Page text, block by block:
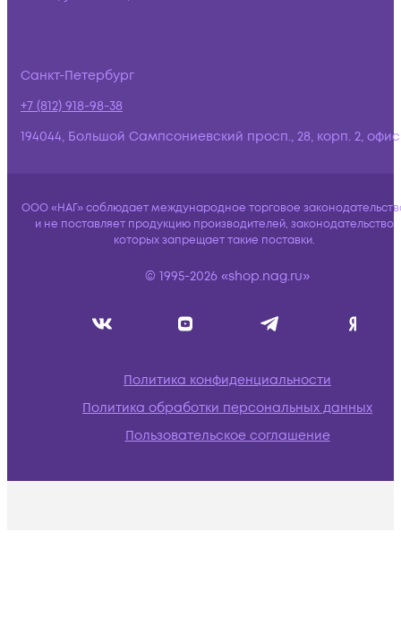
Санкт-Петербург
+7 (812) 918-98-38
194044, Большой Сампсониевский просп., 28, корп. 2,
ООО «НАГ» соблюдает международное торговое
и не поставляет продукцию производителей, законодательство
которых запрещает такие поставки.
© 1995-2026 «shop.nag.ru»
Политика конфиденциальности
Политика обработки персональных данных
Пользовательское соглашение